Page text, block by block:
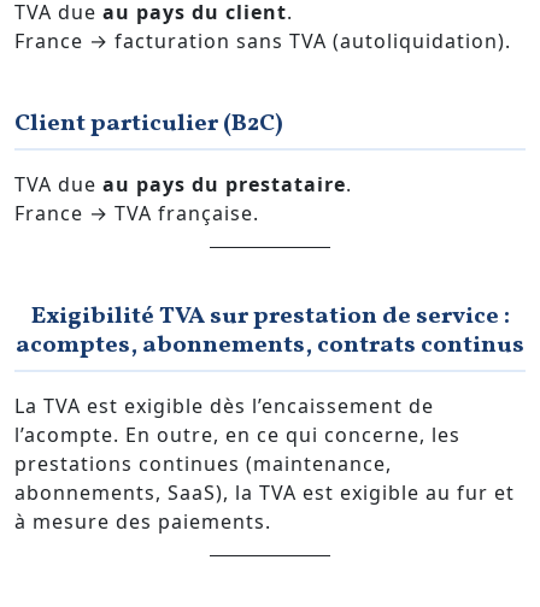
TVA due au pays du client.
France → facturation sans TVA (autoliquidation).
Client particulier (B2C)
TVA due au pays du prestataire.
France → TVA française.
Exigibilité TVA sur prestation de service :
acomptes, abonnements, contrats continus
La TVA est exigible dès l’encaissement de
l’acompte. En outre, en ce qui concerne, les
prestations continues (maintenance,
abonnements, SaaS), la TVA est exigible au fur et
à mesure des paiements.